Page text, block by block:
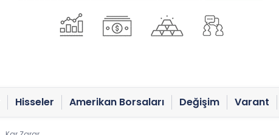
Hisseler Amerikan Borsaları Değişim Varant